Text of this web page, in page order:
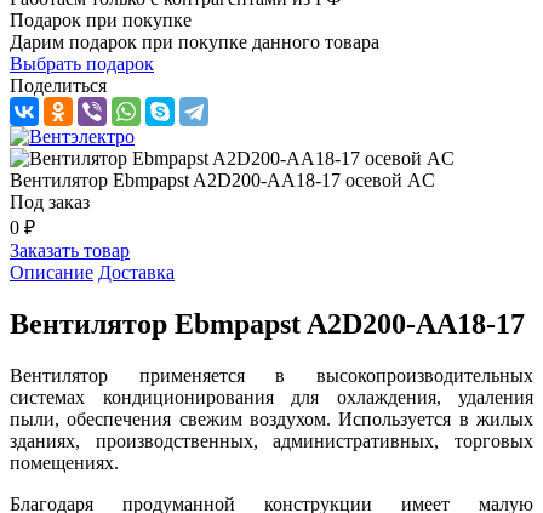
Подарок при покупке
Дарим подарок при покупке данного товара
Выбрать подарок
Поделиться
Вентилятор Ebmpapst A2D200-AA18-17 осевой AC
Под заказ
0 ₽
Заказать товар
Описание Доставка
Вентилятор Ebmpapst A2D200-AA18-17
Вентилятор применяется в высокопроизводительных
системах кондиционирования для охлаждения, удаления
пыли, обеспечения свежим воздухом. Используется в жилых
зданиях, производственных, административных, торговых
помещениях.
Благодаря продуманной конструкции имеет малую